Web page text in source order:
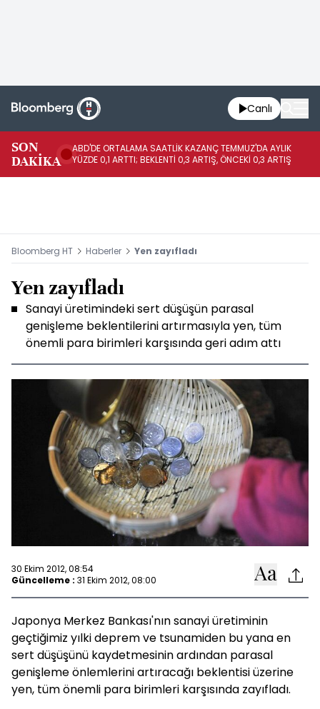
Canlı
SON
DAKİKA
ABD'DE ORTALAMA SAATLİK KAZANÇ TEMMUZ'DA AYLIK
YÜZDE 0,1 ARTTI; BEKLENTİ 0,3 ARTIŞ, ÖNCEKİ 0,3 ARTIŞ
Bloomberg HT Haberler Yen zayıfladı
Yen zayıfladı
Sanayi üretimindeki sert düşüşün parasal
genişleme beklentilerini artırmasıyla yen, tüm
önemli para birimleri karşısında geri adım attı
30 Ekim 2012, 08:54
Güncelleme : 31 Ekim 2012, 08:00
Japonya Merkez Bankası'nın sanayi üretiminin
geçtiğimiz yılki deprem ve tsunamiden bu yana en
sert düşüşünü kaydetmesinin ardından parasal
genişleme önlemlerini artıracağı beklentisi üzerine
yen, tüm önemli para birimleri karşısında zayıfladı.